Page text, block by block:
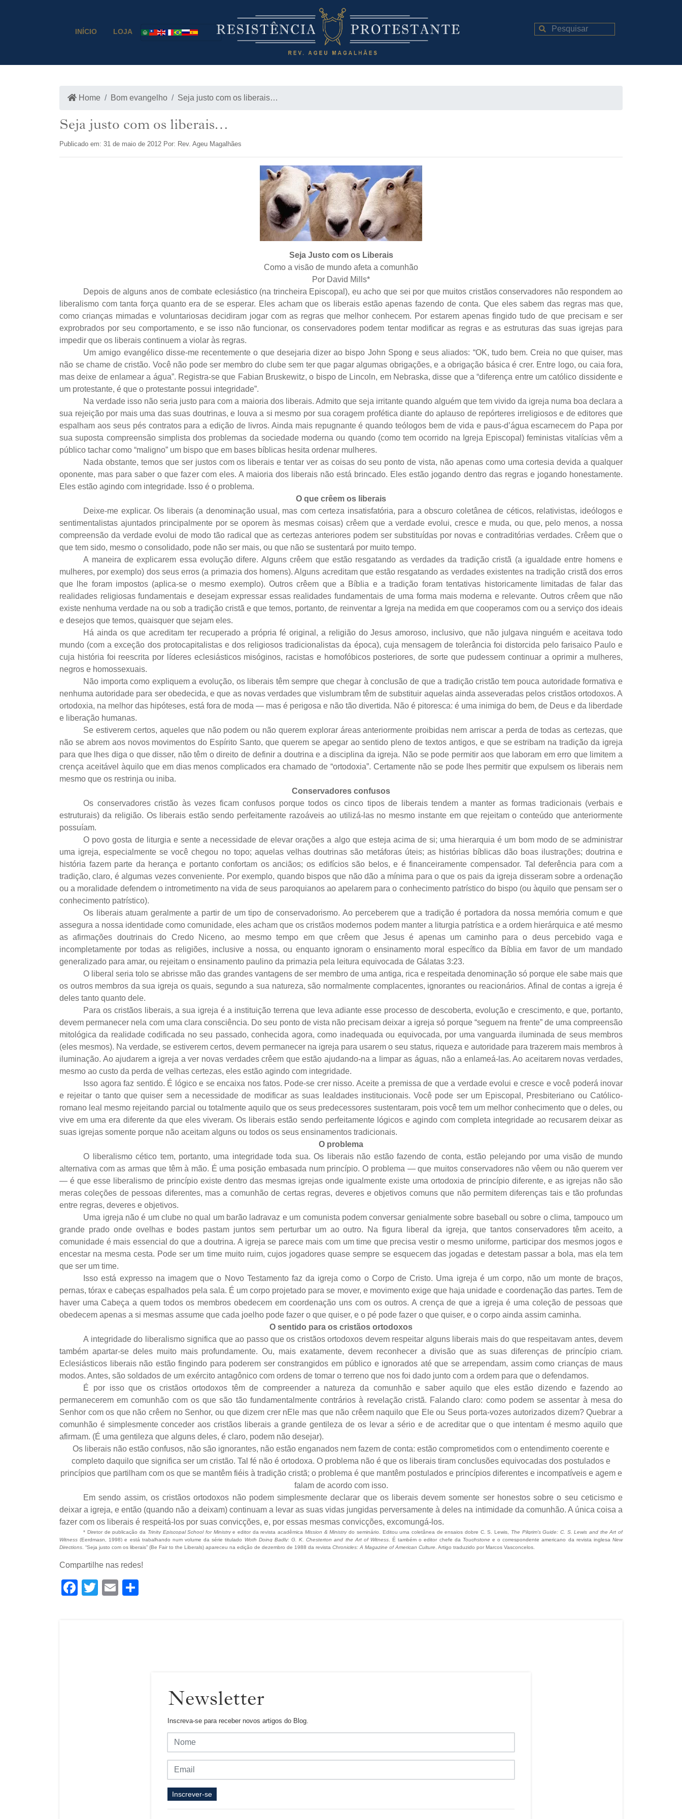
INÍCIO LOJA
Home Bom evangelho Seja justo com os liberais…
Seja justo com os liberais…
Publicado em: 31 de maio de 2012 Por: Rev. Ageu Magalhães
Seja Justo com os Liberais
Como a visão de mundo afeta a comunhão
Por David Mills*
Depois de alguns anos de combate eclesiástico (na trincheira Episcopal), eu acho que sei por que muitos cristãos conservadores não respondem ao
liberalismo com tanta força quanto era de se esperar. Eles acham que os liberais estão apenas fazendo de conta. Que eles sabem das regras mas que,
como crianças mimadas e voluntariosas decidiram jogar com as regras que melhor conhecem. Por estarem apenas fingido tudo de que precisam e ser
exprobrados por seu comportamento, e se isso não funcionar, os conservadores podem tentar modificar as regras e as estruturas das suas igrejas para
impedir que os liberais continuem a violar às regras.
Um amigo evangélico disse-me recentemente o que desejaria dizer ao bispo John Spong e seus aliados: “OK, tudo bem. Creia no que quiser, mas
não se chame de cristão. Você não pode ser membro do clube sem ter que pagar algumas obrigações, e a obrigação básica é crer. Entre logo, ou caia fora,
mas deixe de enlamear a água”. Registra-se que Fabian Bruskewitz, o bispo de Lincoln, em Nebraska, disse que a “diferença entre um católico dissidente e
um protestante, é que o protestante possui integridade”.
Na verdade isso não seria justo para com a maioria dos liberais. Admito que seja irritante quando alguém que tem vivido da igreja numa boa declara a
sua rejeição por mais uma das suas doutrinas, e louva a si mesmo por sua coragem profética diante do aplauso de repórteres irreligiosos e de editores que
espalham aos seus pés contratos para a edição de livros. Ainda mais repugnante é quando teólogos bem de vida e paus-d’água escarnecem do Papa por
sua suposta compreensão simplista dos problemas da sociedade moderna ou quando (como tem ocorrido na Igreja Episcopal) feministas vitalícias vêm a
público tachar como “maligno” um bispo que em bases bíblicas hesita ordenar mulheres.
Nada obstante, temos que ser justos com os liberais e tentar ver as coisas do seu ponto de vista, não apenas como uma cortesia devida a qualquer
oponente, mas para saber o que fazer com eles. A maioria dos liberais não está brincado. Eles estão jogando dentro das regras e jogando honestamente.
Eles estão agindo com integridade. Isso é o problema.
O que crêem os liberais
Deixe-me explicar. Os liberais (a denominação usual, mas com certeza insatisfatória, para a obscuro coletânea de céticos, relativistas, ideólogos e
sentimentalistas ajuntados principalmente por se oporem às mesmas coisas) crêem que a verdade evolui, cresce e muda, ou que, pelo menos, a nossa
compreensão da verdade evolui de modo tão radical que as certezas anteriores podem ser substituídas por novas e contraditórias verdades. Crêem que o
que tem sido, mesmo o consolidado, pode não ser mais, ou que não se sustentará por muito tempo.
A maneira de explicarem essa evolução difere. Alguns crêem que estão resgatando as verdades da tradição cristã (a igualdade entre homens e
mulheres, por exemplo) dos seus erros (a primazia dos homens). Alguns acreditam que estão resgatando as verdades existentes na tradição cristã dos erros
que lhe foram impostos (aplica-se o mesmo exemplo). Outros crêem que a Bíblia e a tradição foram tentativas historicamente limitadas de falar das
realidades religiosas fundamentais e desejam expressar essas realidades fundamentais de uma forma mais moderna e relevante. Outros crêem que não
existe nenhuma verdade na ou sob a tradição cristã e que temos, portanto, de reinventar a Igreja na medida em que cooperamos com ou a serviço dos ideais
e desejos que temos, quaisquer que sejam eles.
Há ainda os que acreditam ter recuperado a própria fé original, a religião do Jesus amoroso, inclusivo, que não julgava ninguém e aceitava todo
mundo (com a exceção dos protocapitalistas e dos religiosos tradicionalistas da época), cuja mensagem de tolerância foi distorcida pelo farisaico Paulo e
cuja história foi reescrita por líderes eclesiásticos misóginos, racistas e homofóbicos posteriores, de sorte que pudessem continuar a oprimir a mulheres,
negros e homossexuais.
Não importa como expliquem a evolução, os liberais têm sempre que chegar à conclusão de que a tradição cristão tem pouca autoridade formativa e
nenhuma autoridade para ser obedecida, e que as novas verdades que vislumbram têm de substituir aquelas ainda asseveradas pelos cristãos ortodoxos. A
ortodoxia, na melhor das hipóteses, está fora de moda — mas é perigosa e não tão divertida. Não é pitoresca: é uma inimiga do bem, de Deus e da liberdade
e liberação humanas.
Se estiverem certos, aqueles que não podem ou não querem explorar áreas anteriormente proibidas nem arriscar a perda de todas as certezas, que
não se abrem aos novos movimentos do Espírito Santo, que querem se apegar ao sentido pleno de textos antigos, e que se estribam na tradição da igreja
para que lhes diga o que disser, não têm o direito de definir a doutrina e a disciplina da igreja. Não se pode permitir aos que laboram em erro que limitem a
crença aceitável àquilo que em dias menos complicados era chamado de “ortodoxia”. Certamente não se pode lhes permitir que expulsem os liberais nem
mesmo que os restrinja ou iniba.
Conservadores confusos
Os conservadores cristão às vezes ficam confusos porque todos os cinco tipos de liberais tendem a manter as formas tradicionais (verbais e
estruturais) da religião. Os liberais estão sendo perfeitamente razoáveis ao utilizá-las no mesmo instante em que rejeitam o conteúdo que anteriormente
possuíam.
O povo gosta de liturgia e sente a necessidade de elevar orações a algo que esteja acima de si; uma hierarquia é um bom modo de se administrar
uma igreja, especialmente se você chegou no topo; aquelas velhas doutrinas são metáforas úteis; as histórias bíblicas dão boas ilustrações; doutrina e
história fazem parte da herança e portanto confortam os anciãos; os edifícios são belos, e é financeiramente compensador. Tal deferência para com a
tradição, claro, é algumas vezes conveniente. Por exemplo, quando bispos que não dão a mínima para o que os pais da igreja disseram sobre a ordenação
ou a moralidade defendem o intrometimento na vida de seus paroquianos ao apelarem para o conhecimento patrístico do bispo (ou àquilo que pensam ser o
conhecimento patrístico).
Os liberais atuam geralmente a partir de um tipo de conservadorismo. Ao perceberem que a tradição é portadora da nossa memória comum e que
assegura a nossa identidade como comunidade, eles acham que os cristãos modernos podem manter a liturgia patrística e a ordem hierárquica e até mesmo
as afirmações doutrinais do Credo Niceno, ao mesmo tempo em que crêem que Jesus é apenas um caminho para o deus percebido vaga e
incompletamente por todas as religiões, inclusive a nossa, ou enquanto ignoram o ensinamento moral específico da Bíblia em favor de um mandado
generalizado para amar, ou rejeitam o ensinamento paulino da primazia pela leitura equivocada de Gálatas 3:23.
O liberal seria tolo se abrisse mão das grandes vantagens de ser membro de uma antiga, rica e respeitada denominação só porque ele sabe mais que
os outros membros da sua igreja os quais, segundo a sua natureza, são normalmente complacentes, ignorantes ou reacionários. Afinal de contas a igreja é
deles tanto quanto dele.
Para os cristãos liberais, a sua igreja é a instituição terrena que leva adiante esse processo de descoberta, evolução e crescimento, e que, portanto,
devem permanecer nela com uma clara consciência. Do seu ponto de vista não precisam deixar a igreja só porque “seguem na frente” de uma compreensão
mitológica da realidade codificada no seu passado, conhecida agora, como inadequada ou equivocada, por uma vanguarda iluminada de seus membros
(eles mesmos). Na verdade, se estiverem certos, devem permanecer na igreja para usarem o seu status, riqueza e autoridade para trazerem mais membros à
iluminação. Ao ajudarem a igreja a ver novas verdades crêem que estão ajudando-na a limpar as águas, não a enlameá-las. Ao aceitarem novas verdades,
mesmo ao custo da perda de velhas certezas, eles estão agindo com integridade.
Isso agora faz sentido. É lógico e se encaixa nos fatos. Pode-se crer nisso. Aceite a premissa de que a verdade evolui e cresce e você poderá inovar
e rejeitar o tanto que quiser sem a necessidade de modificar as suas lealdades institucionais. Você pode ser um Episcopal, Presbiteriano ou Católico-
romano leal mesmo rejeitando parcial ou totalmente aquilo que os seus predecessores sustentaram, pois você tem um melhor conhecimento que o deles, ou
vive em uma era diferente da que eles viveram. Os liberais estão sendo perfeitamente lógicos e agindo com completa integridade ao recusarem deixar as
suas igrejas somente porque não aceitam alguns ou todos os seus ensinamentos tradicionais.
O problema
O liberalismo cético tem, portanto, uma integridade toda sua. Os liberais não estão fazendo de conta, estão pelejando por uma visão de mundo
alternativa com as armas que têm à mão. É uma posição embasada num princípio. O problema — que muitos conservadores não vêem ou não querem ver
— é que esse liberalismo de princípio existe dentro das mesmas igrejas onde igualmente existe uma ortodoxia de princípio diferente, e as igrejas não são
meras coleções de pessoas diferentes, mas a comunhão de certas regras, deveres e objetivos comuns que não permitem diferenças tais e tão profundas
entre regras, deveres e objetivos.
Uma igreja não é um clube no qual um barão ladravaz e um comunista podem conversar genialmente sobre baseball ou sobre o clima, tampouco um
grande prado onde ovelhas e bodes pastam juntos sem perturbar um ao outro. Na figura liberal da igreja, que tantos conservadores têm aceito, a
comunidade é mais essencial do que a doutrina. A igreja se parece mais com um time que precisa vestir o mesmo uniforme, participar dos mesmos jogos e
encestar na mesma cesta. Pode ser um time muito ruim, cujos jogadores quase sempre se esquecem das jogadas e detestam passar a bola, mas ela tem
que ser um time.
Isso está expresso na imagem que o Novo Testamento faz da igreja como o Corpo de Cristo. Uma igreja é um corpo, não um monte de braços,
pernas, tórax e cabeças espalhados pela sala. É um corpo projetado para se mover, e movimento exige que haja unidade e coordenação das partes. Tem de
haver uma Cabeça a quem todos os membros obedecem em coordenação uns com os outros. A crença de que a igreja é uma coleção de pessoas que
obedecem apenas a si mesmas assume que cada joelho pode fazer o que quiser, e o pé pode fazer o que quiser, e o corpo ainda assim caminha.
O sentido para os cristãos ortodoxos
A integridade do liberalismo significa que ao passo que os cristãos ortodoxos devem respeitar alguns liberais mais do que respeitavam antes, devem
também apartar-se deles muito mais profundamente. Ou, mais exatamente, devem reconhecer a divisão que as suas diferenças de princípio criam.
Eclesiásticos liberais não estão fingindo para poderem ser constrangidos em público e ignorados até que se arrependam, assim como crianças de maus
modos. Antes, são soldados de um exército antagônico com ordens de tomar o terreno que nos foi dado junto com a ordem para que o defendamos.
É por isso que os cristãos ortodoxos têm de compreender a natureza da comunhão e saber aquilo que eles estão dizendo e fazendo ao
permanecerem em comunhão com os que são tão fundamentalmente contrários à revelação cristã. Falando claro: como podem se assentar à mesa do
Senhor com os que não crêem no Senhor, ou que dizem crer nEle mas que não crêem naquilo que Ele ou Seus porta-vozes autorizados dizem? Quebrar a
comunhão é simplesmente conceder aos cristãos liberais a grande gentileza de os levar a sério e de acreditar que o que intentam é mesmo aquilo que
afirmam. (É uma gentileza que alguns deles, é claro, podem não desejar).
Os liberais não estão confusos, não são ignorantes, não estão enganados nem fazem de conta: estão comprometidos com o entendimento coerente e
completo daquilo que significa ser um cristão. Tal fé não é ortodoxa. O problema não é que os liberais tiram conclusões equivocadas dos postulados e
princípios que partilham com os que se mantêm fiéis à tradição cristã; o problema é que mantêm postulados e princípios diferentes e incompatíveis e agem e
falam de acordo com isso.
Em sendo assim, os cristãos ortodoxos não podem simplesmente declarar que os liberais devem somente ser honestos sobre o seu ceticismo e
deixar a igreja, e então (quando não a deixam) continuam a levar as suas vidas jungidas perversamente à deles na intimidade da comunhão. A única coisa a
fazer com os liberais é respeitá-los por suas convicções, e, por essas mesmas convicções, excomungá-los.
* Diretor de publicação da Trinity Episcopal School for Ministry e editor da revista acadêmica Mission & Ministry do seminário. Editou uma coletânea de ensaios dobre C. S. Lewis,
The Pilgrim’s Guide: C. S. Lewis and the Art of
Witness (Eerdmasn, 1998) e está trabalhando num volume da série titulado Woth Doing Badly: G. K. Chesterton and the Art of Witness. É também o editor chefe da Touchstone e o correspondente americano da revista inglesa New
Directions . “Seja justo com os liberais” (Be Fair to the Liberals) apareceu na edição de dezembro de 1988 da revista Chronicles: A Magazine of American Culture . Artigo traduzido por Marcos Vasconcelos.
Compartilhe nas redes!
Facebook
TwitterEmail
Newsletter
Inscreva-se para receber novos artigos do Blog.
Inscrever-se